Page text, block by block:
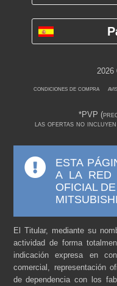
2026
condiciones de compra
*PVP
las ofertas no incluyen
ESTA
A LA RED
OFICIAL
El Titular, mediante su
actividad de forma
indicación expresa en
comercial, representación
de dependencia con los